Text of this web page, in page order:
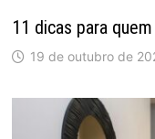
11 dicas para
19 de outubro de